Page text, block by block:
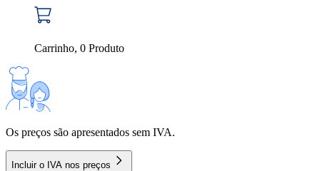
Carrinho, 0 Produto
Os preços são apresentados sem IVA.
Incluir o IVA nos preços